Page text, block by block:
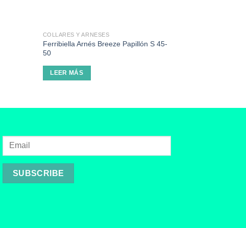
COLLARES Y ARNESES
Ferribiella Arnés Breeze Papillón S 45-
50
LEER MÁS